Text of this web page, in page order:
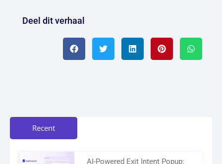
Deel dit verhaal
Recent
AI-Powered Exit Intent Popup: